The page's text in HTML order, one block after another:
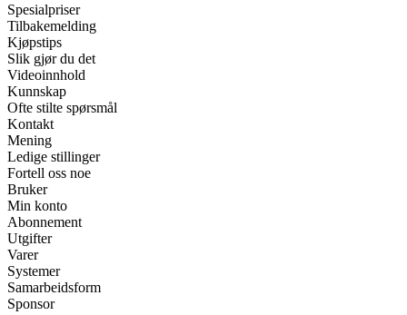
Spesialpriser
Tilbakemelding
Kjøpstips
Slik gjør du det
Videoinnhold
Kunnskap
Ofte stilte spørsmål
Kontakt
Mening
Ledige stillinger
Fortell oss noe
Bruker
Min konto
Abonnement
Utgifter
Varer
Systemer
Samarbeidsform
Sponsor